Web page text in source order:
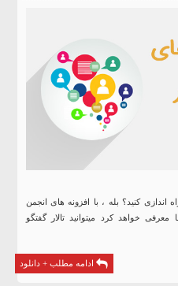
اندازی کنید؟ بله ، با افزونه های انجمن
خواهد کرد میتوانید تالار گفتگو
ادامه مطلب + دانلود